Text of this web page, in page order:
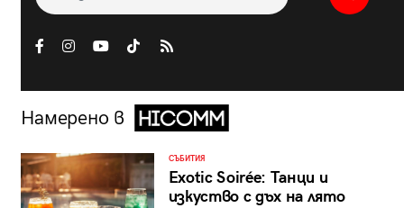
Намерено в
СЪБИТИЯ
Exotic Soirée: Танци и
изкуство с дъх на лято